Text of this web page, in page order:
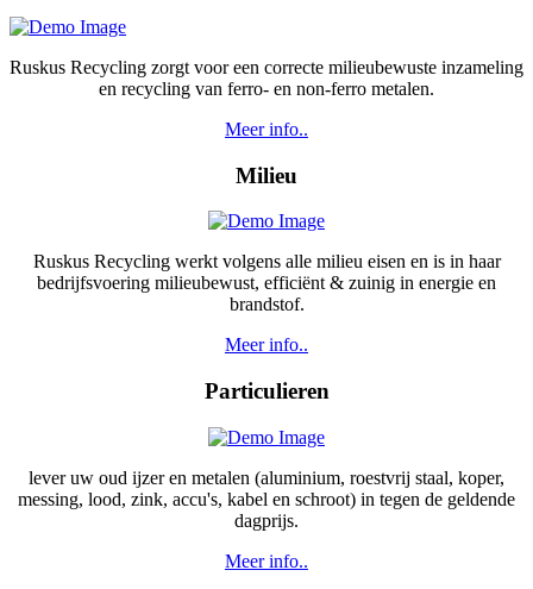
Ruskus Recycling zorgt voor een correcte milieubewuste inzameling
en recycling van ferro- en non-ferro metalen.
Meer info..
Milieu
Ruskus Recycling werkt volgens alle milieu eisen en is in haar
bedrijfsvoering milieubewust, efficiënt & zuinig in energie en
brandstof.
Meer info..
Particulieren
lever uw oud ijzer en metalen (aluminium, roestvrij staal, koper,
messing, lood, zink, accu's, kabel en schroot) in tegen de geldende
dagprijs.
Meer info..